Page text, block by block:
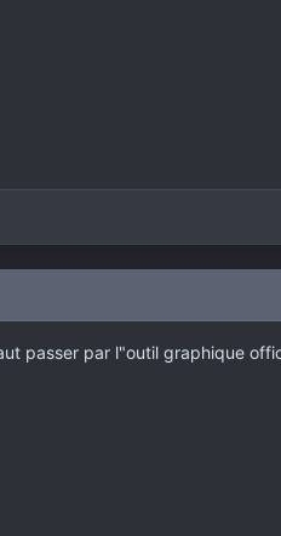
passer par l"outil graphique